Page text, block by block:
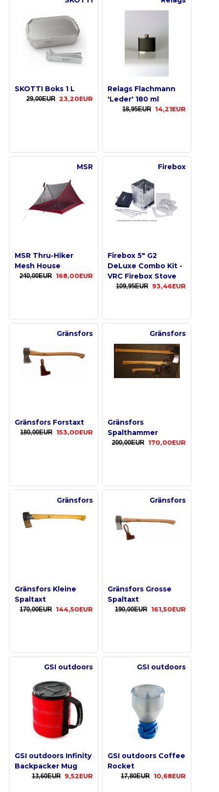
SKOTTI Boks 1 L
29,00EUR 23,20EUR
Relags Flachmann
'Leder' 180 ml
18,95EUR 14,21EUR
MSR
MSR Thru-Hiker
Mesh House
240,00EUR 168,00EUR
Firebox
Firebox 5" G2
DeLuxe Combo Kit -
VRC Firebox Stove
109,95EUR 93,46EUR
Gränsfors
Gränsfors Forstaxt
180,00EUR 153,00EUR
Gränsfors
Gränsfors
Spalthammer
200,00EUR 170,00EUR
Gränsfors
Gränsfors Kleine
Spaltaxt
170,00EUR 144,50EUR
Gränsfors
Gränsfors Grosse
Spaltaxt
190,00EUR 161,50EUR
GSI outdoors
GSI outdoors Infinity
Backpacker Mug
13,60EUR 9,52EUR
GSI outdoors
GSI outdoors Coffee
Rocket
17,80EUR 10,68EUR